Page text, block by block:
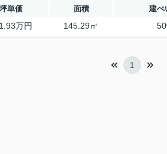
坪単価 面積 建ぺ
万円 145.29㎡
1